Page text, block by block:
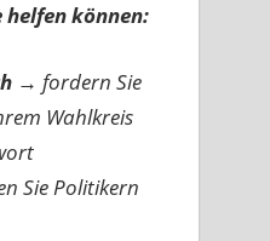
helfen können:
→ fordern Sie
Wahlkreis
Sie Politikern